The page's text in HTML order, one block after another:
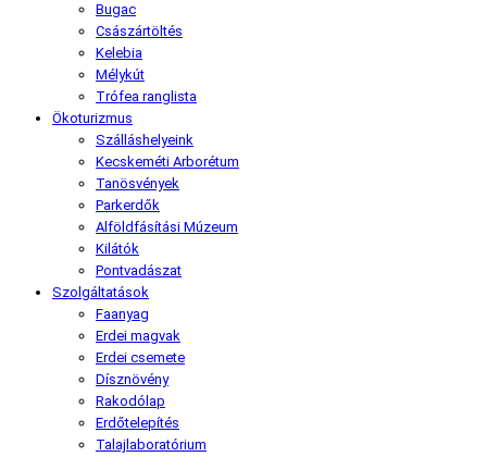
Bugac
Császártöltés
Kelebia
Mélykút
Trófea ranglista
Ökoturizmus
Szálláshelyeink
Kecskeméti Arborétum
Tanösvények
Parkerdők
Alföldfásítási Múzeum
Kilátók
Pontvadászat
Szolgáltatások
Faanyag
Erdei magvak
Erdei csemete
Dísznövény
Rakodólap
Erdőtelepítés
Talajlaboratórium